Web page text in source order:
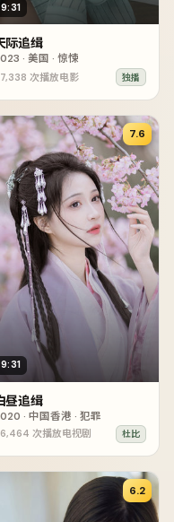
际追缉
· 美国 · 惊悚
次播放电影 独播
7.6
昼追缉
· 中国香港 · 犯罪
次播放电视剧 杜比
6.2